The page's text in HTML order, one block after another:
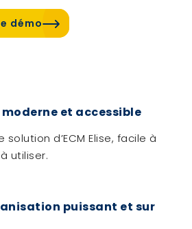
démo
et accessible
d’ECM Elise, facile à
utiliser.
puissant et sur